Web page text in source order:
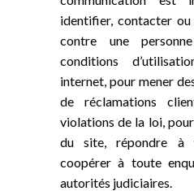
identifier, contacter
contre une
conditions
internet, pour mener
de réclamations
violations de la loi,
du site, répondre à
coopérer à toute
autorités judiciaires.